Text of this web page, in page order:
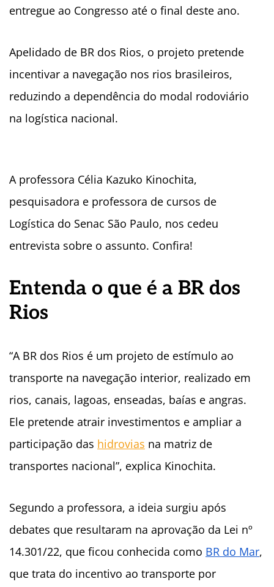
entregue ao Congresso até o final deste ano.
Apelidado de BR dos Rios, o projeto pretende
incentivar a navegação nos rios brasileiros,
reduzindo a dependência do modal rodoviário
na logística nacional.
A professora Célia Kazuko Kinochita,
pesquisadora e professora de cursos de
Logística do Senac São Paulo, nos cedeu
entrevista sobre o assunto. Confira!
Entenda o que é a BR dos
Rios
“A BR dos Rios é um projeto de estímulo ao
transporte na navegação interior, realizado em
rios, canais, lagoas, enseadas, baías e angras.
Ele pretende atrair investimentos e ampliar a
participação das hidrovias na matriz de
transportes nacional”, explica Kinochita.
Segundo a professora, a ideia surgiu após
debates que resultaram na aprovação da Lei nº
14.301/22, que ficou conhecida como BR do Mar,
que trata do incentivo ao transporte por